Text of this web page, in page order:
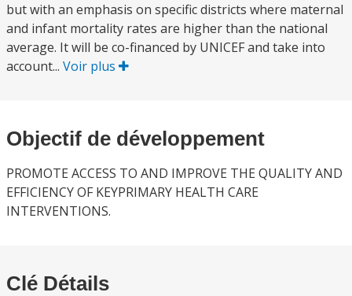
but with an emphasis on specific districts where maternal
and infant mortality rates are higher than the national
average. It will be co-financed by UNICEF and take into
account... Voir plus
Objectif de développement
PROMOTE ACCESS TO AND IMPROVE THE QUALITY AND
EFFICIENCY OF KEYPRIMARY HEALTH CARE
INTERVENTIONS.
Clé Détails